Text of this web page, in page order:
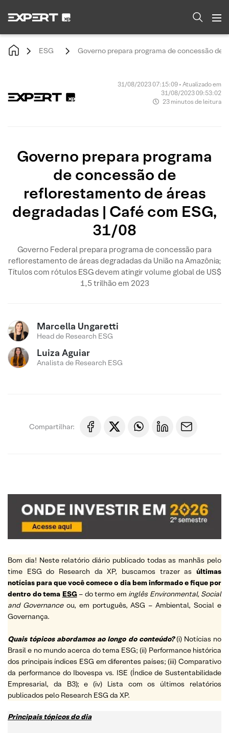
ESG Governo prepara programa de concessão de
31/08/2023 07:15:09 • Atualizado em
31/08/2023 09:53:02
23 minutos de leitura
Governo prepara programa
de concessão de
reflorestamento de áreas
degradadas | Café com ESG,
31/08
Governo Federal prepara programa de concessão para
reflorestamento de áreas degradadas da União na Amazônia;
Títulos com rótulos ESG devem atingir volume global de US$
1,5 trilhão em 2023
Marcella Ungaretti
Head de Research ESG
Luiza Aguiar
Analista de Research ESG
Compartilhar:
Bom dia! Neste relatório diário publicado todas as manhãs pelo
time ESG do Research da XP, buscamos trazer as últimas
notícias para que você comece o dia bem informado e fique por
dentro do tema ESG – do termo em inglês Environmental, Social
and Governance ou, em português, ASG – Ambiental, Social e
Governança.
Quais tópicos abordamos ao longo do conteúdo? (i) Notícias no
Brasil e no mundo acerca do tema ESG; (ii) Performance histórica
dos principais índices ESG em diferentes países; (iii) Comparativo
da performance do Ibovespa vs. ISE (Índice de Sustentabilidade
Empresarial, da B3); e (iv) Lista com os últimos relatórios
publicados pelo Research ESG da XP.
Principais tópicos do dia